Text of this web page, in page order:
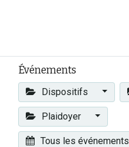
Événements
Dispositifs
Plaidoyer
Tous les événements